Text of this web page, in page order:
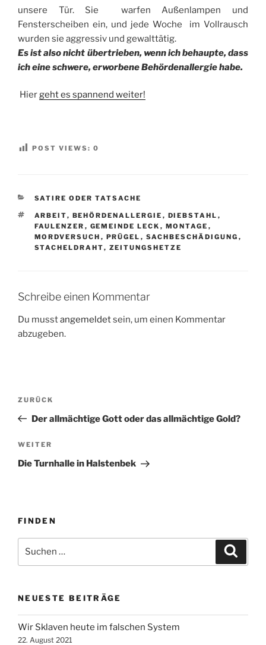
unsere Tür. Sie warfen Außenlampen und
Fensterscheiben ein, und jede Woche im Vollrausch
wurden sie aggressiv und gewalttätig.
Es ist also nicht übertrieben, wenn ich behaupte, dass
ich eine schwere, erworbene Behördenallergie habe.
Hiergeht es spannend weiter!
POST VIEWS: 0
KATEGORIEN
SATIRE ODER TATSACHE
SCHLAGWÖRTER
ARBEIT, BEHÖRDENALLERGIE , DIEBSTAHL ,
FAULENZER , GEMEINDE LECK , MONTAGE ,
MORDVERSUCH , PRÜGEL , SACHBESCHÄDIGUNG ,
STACHELDRAHT, ZEITUNGSHETZE
Schreibe einen Kommentar
Du musstangemeldetsein, um einen Kommentar
abzugeben.
Beitragsnavigation
Vorheriger
Beitrag
ZURÜCK
Der allmächtige Gott oder das allmächtige Gold?
Nächster
Beitrag
WEITER
Die Turnhalle in Halstenbek
FINDEN
nach:
NEUESTE BEITRÄGE
Wir Sklaven heute im falschen System
22. August 2021